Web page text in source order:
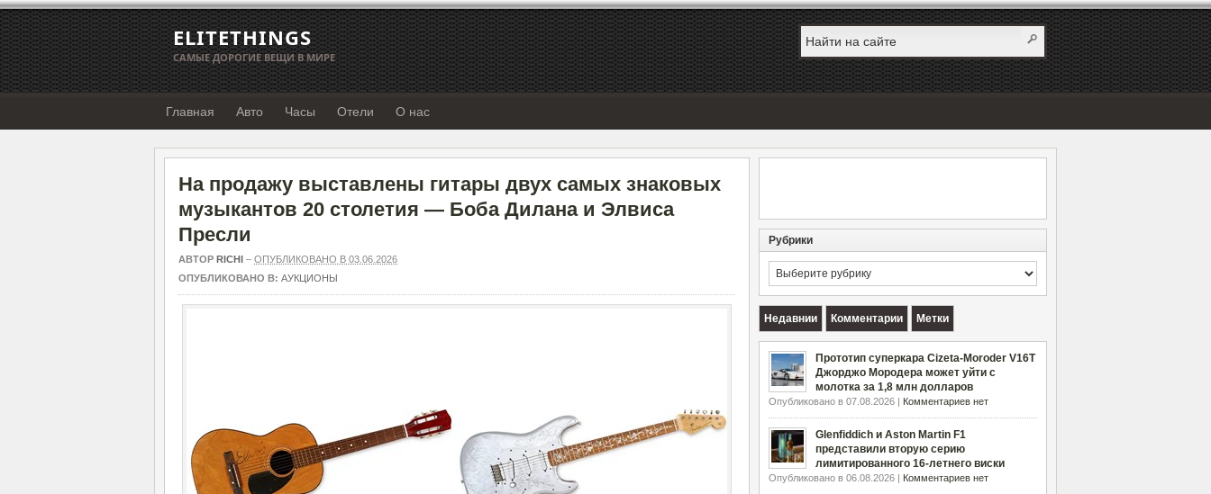
ELITETHINGS
САМЫЕ ДОРОГИЕ ВЕЩИ В МИРЕ
Главная Авто Часы Отели О нас
На продажу выставлены гитары двух самых знаковых
музыкантов 20 столетия — Боба Дилана и Элвиса
Пресли
АВТОР RICHI – ОПУБЛИКОВАНО В 03.06.2026
ОПУБЛИКОВАНО В: АУКЦИОНЫ
Рубрики
Рубрики
Недавнии Комментарии Метки
Прототип суперкара Cizeta-Moroder V16T
Джорджо Мородера может уйти с
молотка за 1,8 млн долларов
Опубликовано в 07.08.2026 | Комментариев нет
Glenfiddich и Aston Martin F1
представили вторую серию
лимитированного 16-летнего виски
Опубликовано в 06.08.2026 | Комментариев нет